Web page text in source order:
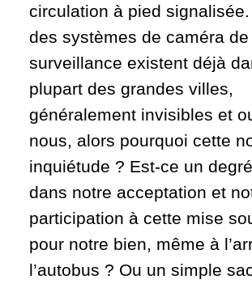
circulation à pied signalisée.
des systèmes de caméra de
surveillance existent déjà
plupart des grandes villes,
généralement invisibles et
nous, alors pourquoi cette
inquiétude ? Est-ce un
dans notre acceptation et
participation à cette mise
pour notre bien, même à
l’autobus ? Ou un simple